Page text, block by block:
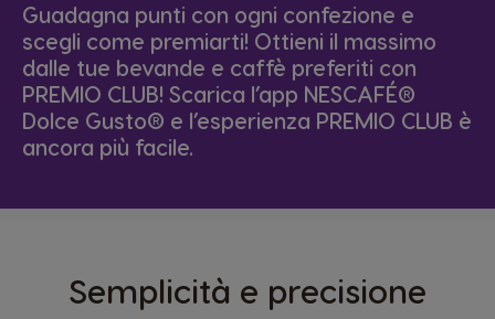
Guadagna punti con ogni confezione e
scegli come premiarti! Ottieni il massimo
dalle tue bevande e caffè preferiti con
PREMIO CLUB! Scarica l’app NESCAFÉ®
Dolce Gusto® e l’esperienza PREMIO CLUB è
ancora più facile.
Semplicità e precisione